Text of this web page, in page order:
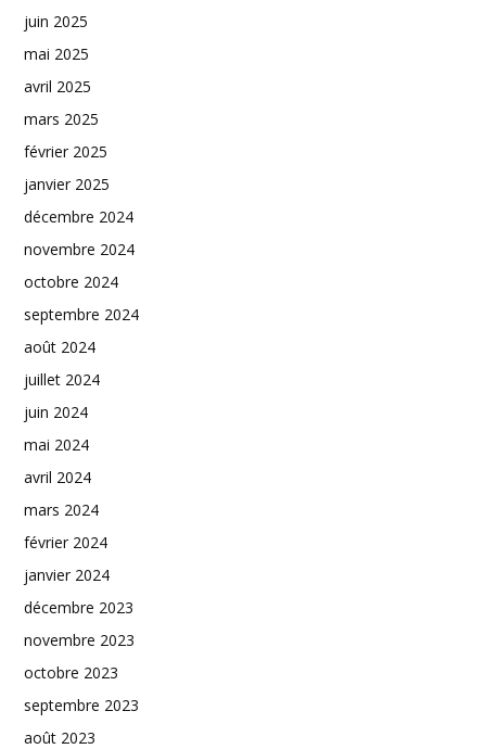
juin 2025
mai 2025
avril 2025
mars 2025
février 2025
janvier 2025
décembre 2024
novembre 2024
octobre 2024
septembre 2024
août 2024
juillet 2024
juin 2024
mai 2024
avril 2024
mars 2024
février 2024
janvier 2024
décembre 2023
novembre 2023
octobre 2023
septembre 2023
août 2023